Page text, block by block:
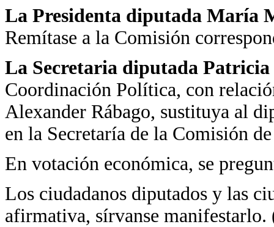
La Presidenta diputada María
Remítase a la Comisión
La Secretaria diputada
Coordinación Política, con
Alexander Rábago, sustituya al
en la Secretaría de la Comisión
En votación económica, se
Los ciudadanos diputados y las
afirmativa, sírvanse manifestarlo.